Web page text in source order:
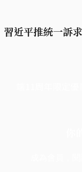
習近平推統一訴